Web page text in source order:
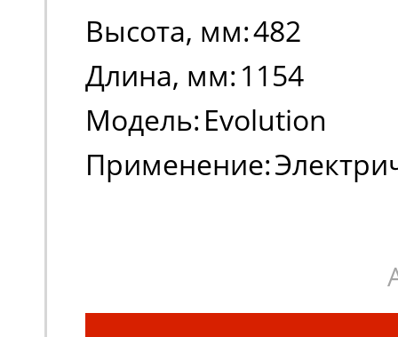
Высота, мм:482
Длина, мм: 1154
Модель: Evolution
Применение: